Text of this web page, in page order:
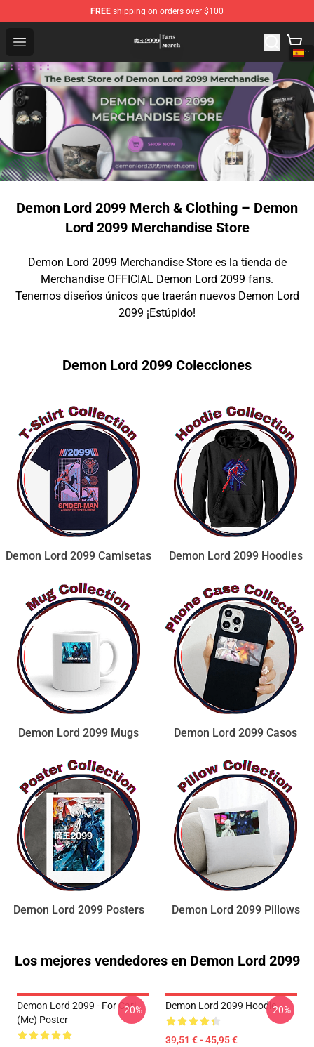
FREE shipping on orders over $100
Open menu
Demon Lord 2099 Store - Official Demon Lord 2099
Demon Lord 2099 Merch & Clothing – Demon
Lord 2099 Merchandise Store
Demon Lord 2099 Merchandise Store es la tienda de
Merchandise OFFICIAL Demon Lord 2099 fans.
Tenemos diseños únicos que traerán nuevos Demon Lord
2099 ¡Estúpido!
Demon Lord 2099 Colecciones
Demon Lord 2099 Camisetas Demon Lord 2099 Hoodies
Demon Lord 2099 Mugs Demon Lord 2099 Casos
Demon Lord 2099 Posters Demon Lord 2099 Pillows
Los mejores vendedores en Demon Lord 2099
Demon Lord 2099 - For Cari
(me) Poster
-20% Demon Lord 2099 Hoodie
39,51 € - 45,95 €
-20%